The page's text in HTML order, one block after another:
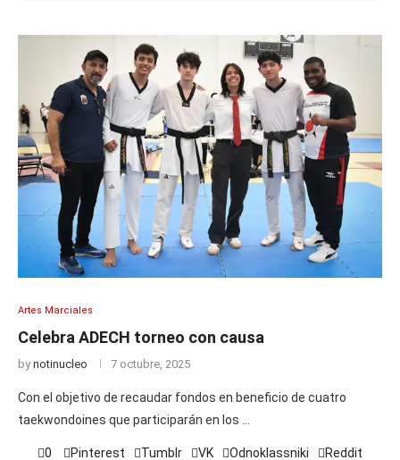
Artes Marciales
Celebra ADECH torneo con causa
bynotinucleo 7 octubre, 2025
Con el objetivo de recaudar fondos en beneficio de cuatro
taekwondoines que participarán en los …
0 Pinterest Tumblr VK Odnoklassniki Reddit